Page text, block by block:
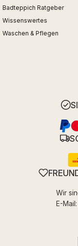
Badteppich Ratgeber
Wissenswertes
Waschen & Pflegen
Wir
E-Mail: